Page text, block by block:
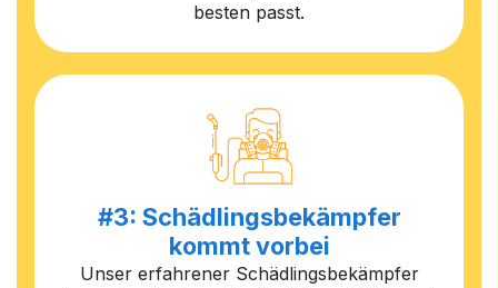
besten passt.
#3: Schädlingsbekämpfer
kommt vorbei
Unser erfahrener Schädlingsbekämpfer